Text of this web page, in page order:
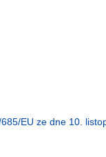
EU ze dne 10.